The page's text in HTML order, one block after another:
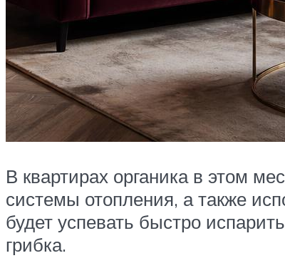
В квартирах органика в этом
системы отопления, а также
будет успевать быстро
грибка.